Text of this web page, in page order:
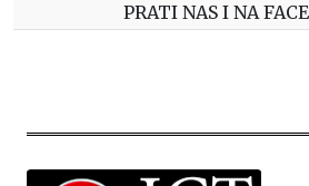
PRATI NAS I NA